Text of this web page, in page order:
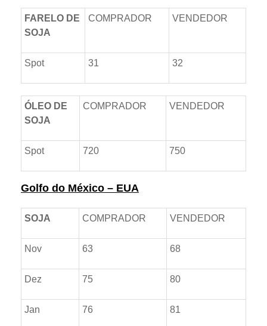
FARELO DE
SOJA
COMPRADOR VENDEDOR
Spot 31 32
ÓLEO DE
SOJA
COMPRADOR VENDEDOR
Spot 720 750
Golfo do México – EUA
SOJA COMPRADOR VENDEDOR
Nov 63 68
Dez 75 80
Jan 76 81